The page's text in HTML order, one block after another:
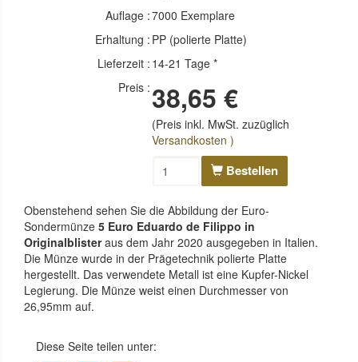
Auflage :7000 Exemplare
Erhaltung : PP (polierte Platte)
Lieferzeit : 14-21 Tage *
Preis : 38,65 €
(Preis inkl. MwSt. zuzüglich
Versandkosten )
Bestellen
Obenstehend sehen Sie die Abbildung der Euro-
Sondermünze 5 Euro Eduardo de Filippo in
Originalblisteraus dem Jahr 2020 ausgegeben in Italien.
Die Münze wurde in der Prägetechnik polierte Platte
hergestellt. Das verwendete Metall ist eine Kupfer-Nickel
Legierung. Die Münze weist einen Durchmesser von
26,95mm auf.
Diese Seite teilen unter: